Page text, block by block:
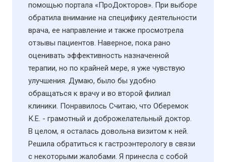
помощью портала «ПроДокторов». При выборе
обратила внимание на специфику деятельности
врача, ее направление и также просмотрела
отзывы пациентов. Наверное, пока рано
оценивать эффективность назначенной
терапии, но по крайней мере, я уже чувствую
улучшения. Думаю, было бы удобно
обращаться к врачу и во второй филиал
клиники. Понравилось Считаю, что Оберемок
К.Е. - грамотный и доброжелательный доктор.
В целом, я осталась довольна визитом к ней.
Решила обратиться к гастроэнтерологу в связи
с некоторыми жалобами. Я принесла с собой